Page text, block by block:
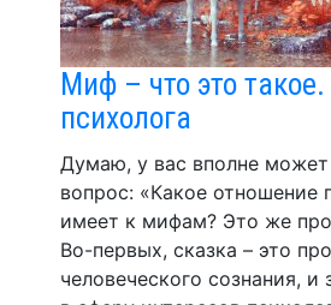
Миф – что это
психолога
Думаю, у вас вполне может
вопрос: «Какое отношение
имеет к мифам? Это же
Во-первых, сказка – это
человеческого сознания, и